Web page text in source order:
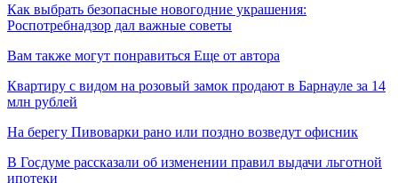
Как выбрать безопасные новогодние украшения:
Роспотребнадзор дал важные советы
Вам также могут понравиться Еще от автора
Квартиру с видом на розовый замок продают в Барнауле за 14
млн рублей
На берегу Пивоварки рано или поздно возведут офисник
В Госдуме рассказали об изменении правил выдачи льготной
ипотеки